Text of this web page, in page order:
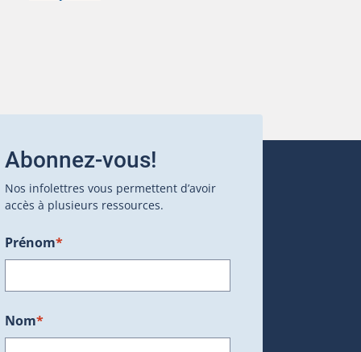
une nouvelle fenêtre.)
Abonnez-vous!
Nos infolettres vous permettent d’avoir
accès à plusieurs ressources.
Prénom*
Nom*